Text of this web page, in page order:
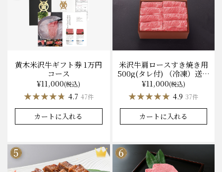
黄木米沢牛ギフト券 1万円
コース
¥11,000(税込)
★★★★★
★★★★★ 4.7 47件
カートに入れる
米沢牛肩ロースすき焼き用
500g(タレ付) （冷凍）送料
無料 化粧箱入
¥11,000(税込)
★★★★★
★★★★★ 4.9 37件
カートに入れる